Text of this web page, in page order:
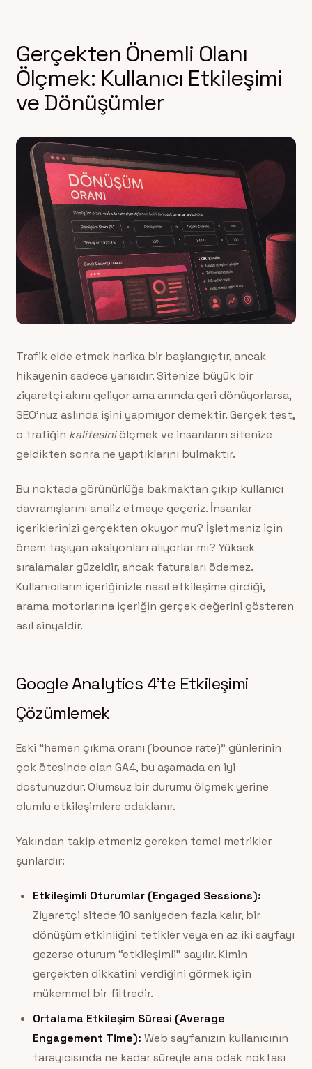
Gerçekten Önemli Olanı
Ölçmek: Kullanıcı Etkileşimi
ve Dönüşümler
Trafik elde etmek harika bir başlangıçtır, ancak
hikayenin sadece yarısıdır. Sitenize büyük bir
ziyaretçi akını geliyor ama anında geri dönüyorlarsa,
SEO’nuz aslında işini yapmıyor demektir. Gerçek test,
o trafiğin kalitesiniölçmek ve insanların sitenize
geldikten sonra ne yaptıklarını bulmaktır.
Bu noktada görünürlüğe bakmaktan çıkıp kullanıcı
davranışlarını analiz etmeye geçeriz. İnsanlar
içeriklerinizi gerçekten okuyor mu? İşletmeniz için
önem taşıyan aksiyonları alıyorlar mı? Yüksek
sıralamalar güzeldir, ancak faturaları ödemez.
Kullanıcıların içeriğinizle nasıl etkileşime girdiği,
arama motorlarına içeriğin gerçek değerini gösteren
asıl sinyaldir.
Google Analytics 4’te Etkileşimi
Çözümlemek
Eski “hemen çıkma oranı (bounce rate)” günlerinin
çok ötesinde olan GA4, bu aşamada en iyi
dostunuzdur. Olumsuz bir durumu ölçmek yerine
olumlu etkileşimlere odaklanır.
Yakından takip etmeniz gereken temel metrikler
şunlardır:
Etkileşimli Oturumlar (Engaged Sessions):
Ziyaretçi sitede 10 saniyeden fazla kalır, bir
dönüşüm etkinliğini tetikler veya en az iki sayfayı
gezerse oturum “etkileşimli” sayılır. Kimin
gerçekten dikkatini verdiğini görmek için
mükemmel bir filtredir.
Ortalama Etkileşim Süresi (Average
Engagement Time): Web sayfanızın kullanıcının
tarayıcısında ne kadar süreyle ana odak noktası